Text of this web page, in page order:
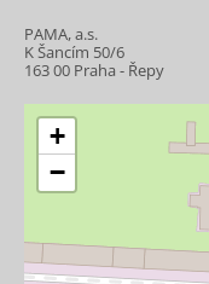
PAMA, a.s.
K Šancím 50/6
163 00 Praha - Řepy
+
−